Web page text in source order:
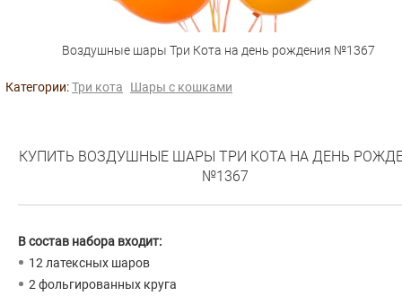
Воздушные шары Три Кота на день рождения №1367
Категории:Три кота Шары с кошками
КУПИТЬ ВОЗДУШНЫЕ ШАРЫ ТРИ КОТА НА ДЕНЬ
№1367
В состав набора входит:
12 латексных шаров
2 фольгированных круга